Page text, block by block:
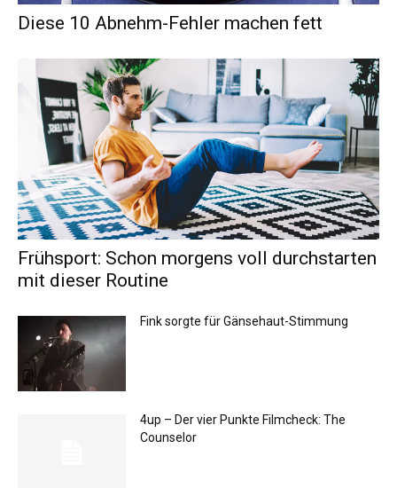
Diese 10 Abnehm-Fehler machen fett
Frühsport: Schon morgens voll durchstarten
mit dieser Routine
Fink sorgte für Gänsehaut-Stimmung
4up – Der vier Punkte Filmcheck: The
Counselor